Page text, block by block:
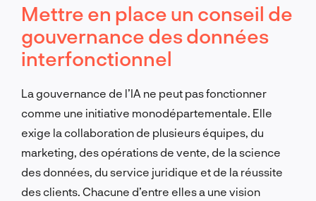
Mettre en place un conseil de
gouvernance des données
interfonctionnel
La gouvernance de l’IA ne peut pas fonctionner
comme une initiative monodépartementale. Elle
exige la collaboration de plusieurs équipes, du
marketing, des opérations de vente, de la science
des données, du service juridique et de la réussite
des clients. Chacune d’entre elles a une vision